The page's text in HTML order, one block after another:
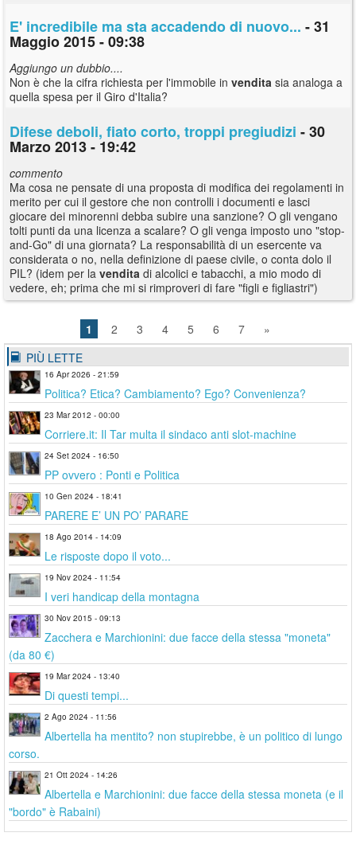
E' incredibile ma sta accadendo di nuovo... - 31
Maggio 2015 - 09:38
Aggiungo un dubbio....
Non è che la cifra richiesta per l'immobile in vendita sia analoga a
quella spesa per il Giro d'Italia?
Difese deboli, fiato corto, troppi pregiudizi - 30
Marzo 2013 - 19:42
commento
Ma cosa ne pensate di una proposta di modifica dei regolamenti in
merito per cui il gestore che non controlli i documenti e lasci
giocare dei minorenni debba subire una sanzione? O gli vengano
tolti punti da una licenza a scalare? O gli venga imposto uno "stop-
and-Go" di una giornata? La responsabilità di un esercente va
considerata o no, nella definizione di paese civile, o conta dolo il
PIL? (idem per la vendita di alcolici e tabacchi, a mio modo di
vedere, eh; prima che mi si rimproveri di fare "figli e figliastri")
1 2 3 4 5 6 7
»
PIÙ LETTE
16 Apr 2026 - 21:59
Politica? Etica? Cambiamento? Ego? Convenienza?
23 Mar 2012 - 00:00
Corriere.it: Il Tar multa il sindaco anti slot-machine
24 Set 2024 - 16:50
PP ovvero : Ponti e Politica
10 Gen 2024 - 18:41
PARERE E’ UN PO’ PARARE
18 Ago 2014 - 14:09
Le risposte dopo il voto...
19 Nov 2024 - 11:54
I veri handicap della montagna
30 Nov 2015 - 09:13
Zacchera e Marchionini: due facce della stessa "moneta"
(da 80 €)
19 Mar 2024 - 13:40
Di questi tempi...
2 Ago 2024 - 11:56
Albertella ha mentito? non stupirebbe, è un politico di lungo
corso.
21 Ott 2024 - 14:26
Albertella e Marchionini: due facce della stessa moneta (e il
"bordo" è Rabaini)